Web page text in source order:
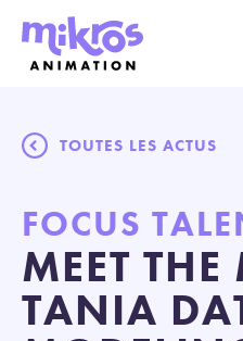
TOUTES LES ACTUS
FOCUS
MEET
TANIA